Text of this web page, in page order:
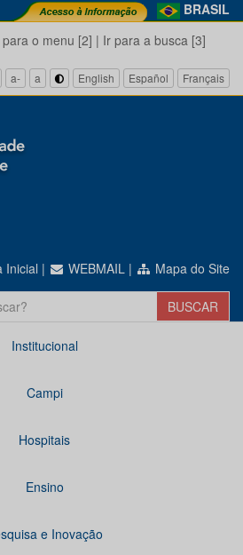
BRASIL
para o menu [2] | Ir para a busca [3]
a- a English Español Français
Inicial | WEBMAIL | Mapa do Site
Institucional
Campi
Hospitais
Ensino
e Inovação